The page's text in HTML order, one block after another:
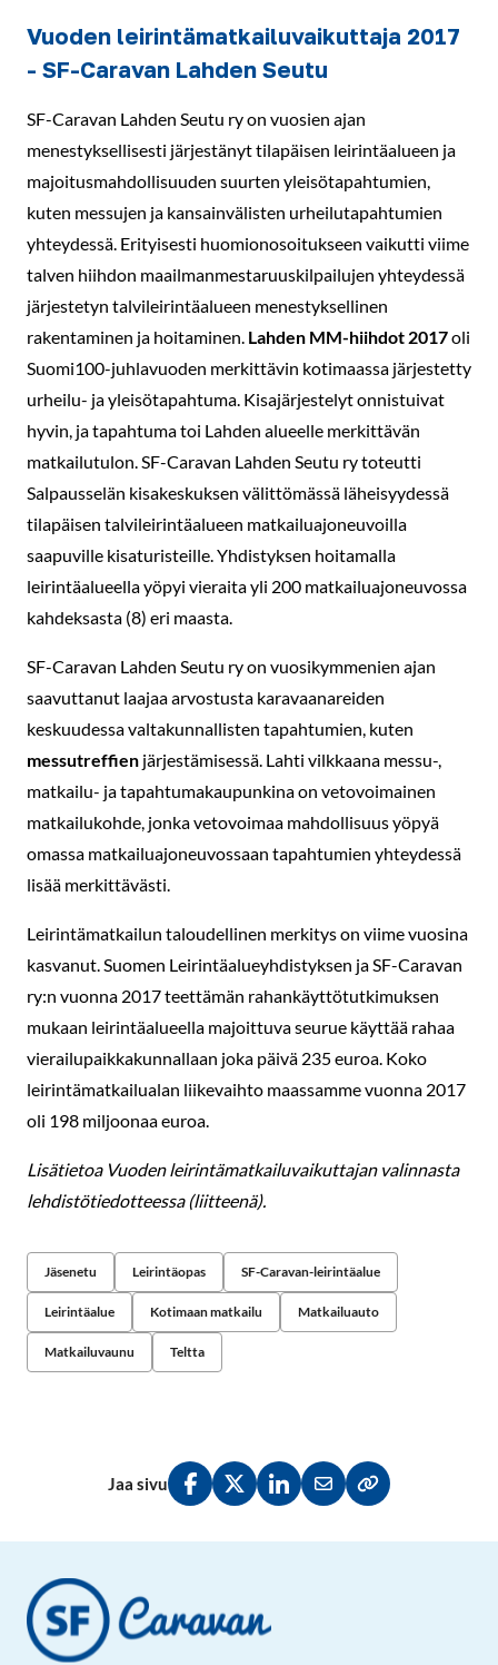
Vuoden leirintämatkailuvaikuttaja 2017
- SF-Caravan Lahden Seutu
SF-Caravan Lahden Seutu ry on vuosien ajan
menestyksellisesti järjestänyt tilapäisen leirintäalueen ja
majoitusmahdollisuuden suurten yleisötapahtumien,
kuten messujen ja kansainvälisten urheilutapahtumien
yhteydessä. Erityisesti huomionosoitukseen vaikutti viime
talven hiihdon maailmanmestaruuskilpailujen yhteydessä
järjestetyn talvileirintäalueen menestyksellinen
rakentaminen ja hoitaminen. Lahden MM-hiihdot 2017oli
Suomi100-juhlavuoden merkittävin kotimaassa järjestetty
urheilu- ja yleisötapahtuma. Kisajärjestelyt onnistuivat
hyvin, ja tapahtuma toi Lahden alueelle merkittävän
matkailutulon. SF-Caravan Lahden Seutu ry toteutti
Salpausselän kisakeskuksen välittömässä läheisyydessä
tilapäisen talvileirintäalueen matkailuajoneuvoilla
saapuville kisaturisteille. Yhdistyksen hoitamalla
leirintäalueella yöpyi vieraita yli 200 matkailuajoneuvossa
kahdeksasta (8) eri maasta.
SF-Caravan Lahden Seutu ry on vuosikymmenien ajan
saavuttanut laajaa arvostusta karavaanareiden
keskuudessa valtakunnallisten tapahtumien, kuten
messutreffien järjestämisessä. Lahti vilkkaana messu-,
matkailu- ja tapahtumakaupunkina on vetovoimainen
matkailukohde, jonka vetovoimaa mahdollisuus yöpyä
omassa matkailuajoneuvossaan tapahtumien yhteydessä
lisää merkittävästi.
Leirintämatkailun taloudellinen merkitys on viime vuosina
kasvanut. Suomen Leirintäalueyhdistyksen ja SF-Caravan
ry:n vuonna 2017 teettämän rahankäyttötutkimuksen
mukaan leirintäalueella majoittuva seurue käyttää rahaa
vierailupaikkakunnallaan joka päivä 235 euroa. Koko
leirintämatkailualan liikevaihto maassamme vuonna 2017
oli 198 miljoonaa euroa.
Lisätietoa Vuoden leirintämatkailuvaikuttajan valinnasta
lehdistötiedotteessa (liitteenä).
Jäsenetu Leirintäopas SF-Caravan-leirintäalue
Leirintäalue Kotimaan matkailu Matkailuauto
Matkailuvaunu Teltta
Jaa sivu
Jaa Facebookissa
Jaa Twitterissä
Jaa LinkedInissä
Jaa sähköpostitse
Kopioi linkki